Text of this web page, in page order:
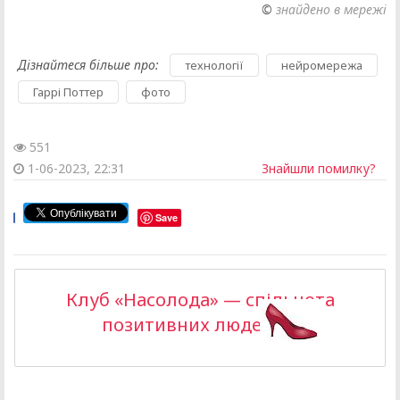
© знайдено в мережі
Дізнайтеся більше про: технології нейромережа
Гаррі Поттер фото
551
1-06-2023, 22:31
Знайшли помилку?
Save
Клуб «Насолода» — спільнота
позитивних людей >>